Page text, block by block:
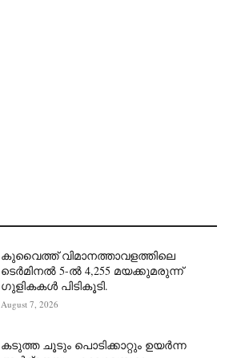
കുവൈത്ത് വിമാനത്താവളത്തിലെ
ടെർമിനൽ 5-ൽ 4,255 മയക്കുമരുന്ന്
ഗുളികകൾ പിടികൂടി.
August 7, 2026
കടുത്ത ചൂടും പൊടിക്കാറ്റും ഉയർന്ന